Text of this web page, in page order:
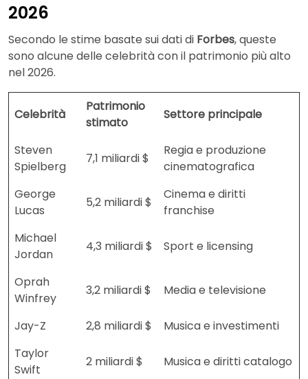
2026
Secondo le stime basate sui dati di Forbes, queste
sono alcune delle celebrità con il patrimonio più alto
nel 2026.
Celebrità
Patrimonio
stimato
Settore principale
Steven
Spielberg
7,1 miliardi $
Regia e produzione
cinematografica
George
Lucas
5,2 miliardi $
Cinema e diritti
franchise
Michael
Jordan
4,3 miliardi $ Sport e licensing
Oprah
Winfrey
3,2 miliardi $ Media e televisione
Jay-Z 2,8 miliardi $
Musica e investimenti
Taylor
Swift
2 miliardi $ Musica e diritti catalogo